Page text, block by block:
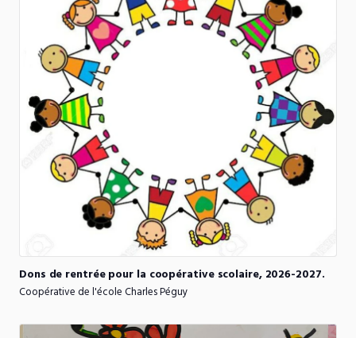
Dons de rentréepour la coopérative scolaire​,​ 2026-2027.
Coopérative de l'école Charles Péguy